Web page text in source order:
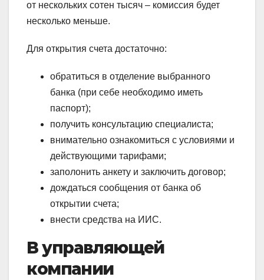
от нескольких сотен тысяч – комиссия будет
несколько меньше.
Для открытия счета достаточно:
обратиться в отделение выбранного
банка (при себе необходимо иметь
паспорт);
получить консультацию специалиста;
внимательно ознакомиться с условиями и
действующими тарифами;
заполонить анкету и заключить договор;
дождаться сообщения от банка об
открытии счета;
внести средства на ИИС.
В управляющей
компании